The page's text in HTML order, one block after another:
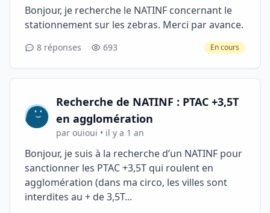
Bonjour, je recherche le NATINF concernant le
stationnement sur les zebras. Merci par avance.
8 réponses 693 En cours
Recherche de NATINF : PTAC +3,5T
en agglomération
par ouioui • il y a 1 an
Bonjour, je suis à la recherche d’un NATINF pour
sanctionner les PTAC +3,5T qui roulent en
agglomération (dans ma circo, les villes sont
interdites au + de 3,5T...